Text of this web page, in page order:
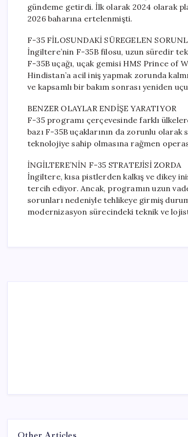
gündeme getirdi. İlk olarak 2024 olarak
2026 baharına ertelenmişti.
F-35 FİLOSUNDAKİ SÜREGELEN
İngiltere’nin F-35B filosu, uzun süredir
F-35B uçağı, uçak gemisi HMS Prince of
Hindistan’a acil iniş yapmak zorunda
ve kapsamlı bir bakım sonrası yeniden
BENZER OLAYLAR ENDİŞE YARATIYOR
F-35 programı çerçevesinde farklı
bazı F-35B uçaklarının da zorunlu
teknolojiye sahip olmasına rağmen
İNGİLTERE’NİN F-35 STRATEJİSİ ZORDA
İngiltere, kısa pistlerden kalkış ve dikey
tercih ediyor. Ancak, programın uzun
sorunları nedeniyle tehlikeye girmiş
modernizasyon sürecindeki teknik ve